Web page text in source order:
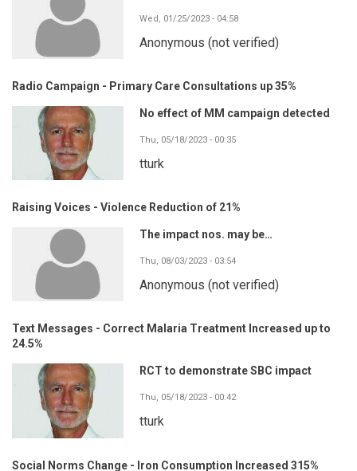
Wed, 01/25/2023 - 04:58
Anonymous (not verified)
Radio Campaign - Primary Care Consultations up 35%
No effect of MM campaign detected
Thu, 05/18/2023 - 00:35
tturk
Raising Voices - Violence Reduction of 21%
The impact nos. may be…
Thu, 08/03/2023 - 03:54
Anonymous (not verified)
Text Messages - Correct Malaria Treatment Increased up to
24.5%
RCT to demonstrate SBC impact
Thu, 05/18/2023 - 00:42
tturk
Social Norms Change - Iron Consumption Increased 315%